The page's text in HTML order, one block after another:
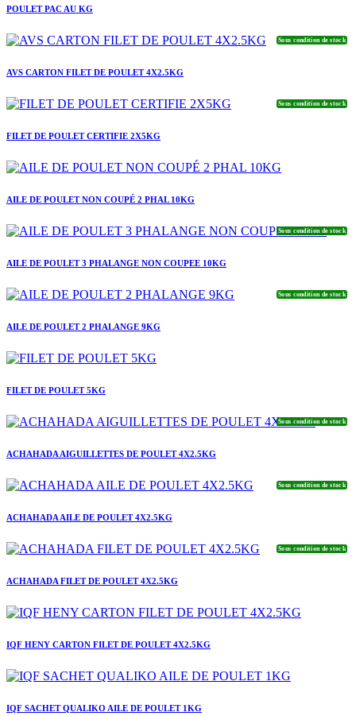
POULET PAC AU KG
Sous condition de stock
AVS CARTON FILET DE POULET 4X2.5KG
Sous condition de stock
FILET DE POULET CERTIFIE 2X5KG
AILE DE POULET NON COUPÉ 2 PHAL 10KG
Sous condition de stock
AILE DE POULET 3 PHALANGE NON COUPEE 10KG
Sous condition de stock
AILE DE POULET 2 PHALANGE 9KG
FILET DE POULET 5KG
Sous condition de stock
ACHAHADA AIGUILLETTES DE POULET 4X2.5KG
Sous condition de stock
ACHAHADA AILE DE POULET 4X2.5KG
Sous condition de stock
ACHAHADA FILET DE POULET 4X2.5KG
IQF HENY CARTON FILET DE POULET 4X2.5KG
IQF SACHET QUALIKO AILE DE POULET 1KG